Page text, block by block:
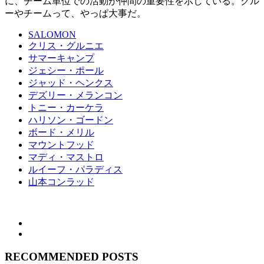
ーやチームって、やっぱ大事だ。
SALOMON
クリス・グルニエ
サマーキャンプ
ジェシー・ポール
ジャッド・ヘンクス
デズリー・メランコン
トニー・カーケラ
ハリソン・ゴードン
ボード・メリル
マウントフッド
マディ・マストロ
ルイーフ・パラディス
山本コンラッド
RECOMMENDED POSTS